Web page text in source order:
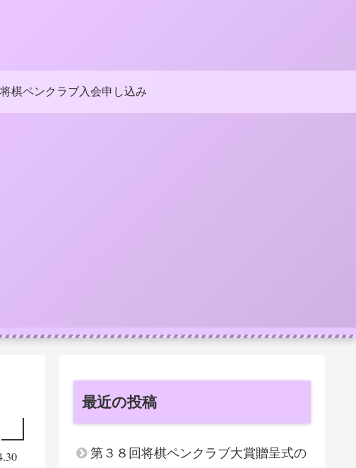
将棋ペンクラブ入会申し込み
最近の投稿
第３８回将棋ペンクラブ大賞贈呈式の